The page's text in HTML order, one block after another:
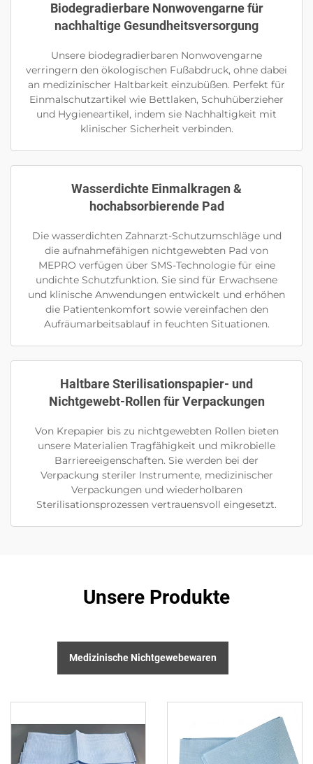
Biodegradierbare Nonwovengarne für
nachhaltige Gesundheitsversorgung
Unsere biodegradierbaren Nonwovengarne
verringern den ökologischen Fußabdruck, ohne dabei
an medizinischer Haltbarkeit einzubüßen. Perfekt für
Einmalschutzartikel wie Bettlaken, Schuhüberzieher
und Hygieneartikel, indem sie Nachhaltigkeit mit
klinischer Sicherheit verbinden.
Wasserdichte Einmalkragen &
hochabsorbierende Pad
Die wasserdichten Zahnarzt-Schutzumschläge und
die aufnahmefähigen nichtgewebten Pad von
MEPRO verfügen über SMS-Technologie für eine
undichte Schutzfunktion. Sie sind für Erwachsene
und klinische Anwendungen entwickelt und erhöhen
die Patientenkomfort sowie vereinfachen den
Aufräumarbeitsablauf in feuchten Situationen.
Haltbare Sterilisationspapier- und
Nichtgewebt-Rollen für Verpackungen
Von Krepapier bis zu nichtgewebten Rollen bieten
unsere Materialien Tragfähigkeit und mikrobielle
Barriereeigenschaften. Sie werden bei der
Verpackung steriler Instrumente, medizinischer
Verpackungen und wiederholbaren
Sterilisationsprozessen vertrauensvoll eingesetzt.
Unsere Produkte
Medizinische Nichtgewebewaren